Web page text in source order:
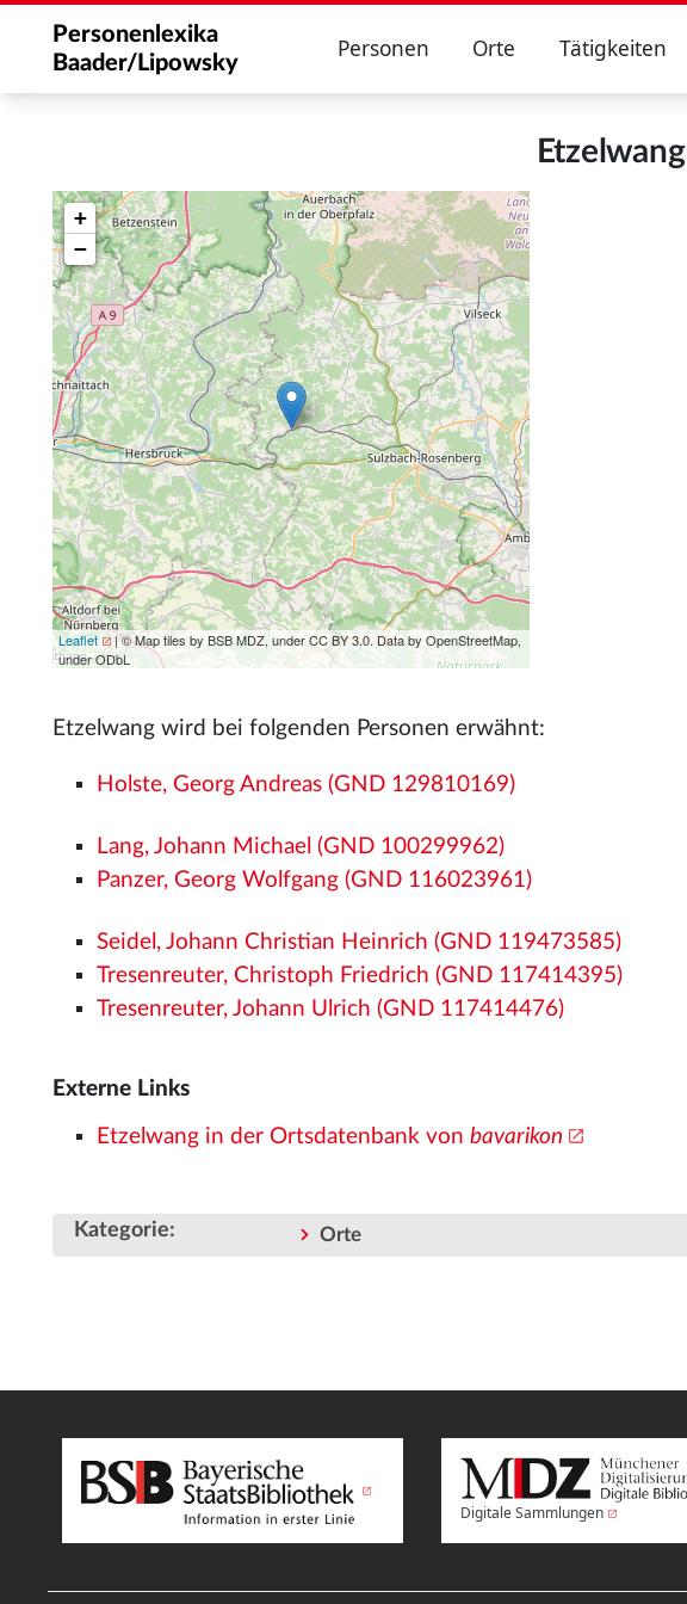
Personenlexika
Baader/Lipowsky
Personen Orte Tätigkeiten
Etzelwang
+
−
Leaflet
| © Map tiles by BSB MDZ, under CC BY 3.0. Data by OpenStreetMap,
under ODbL
Etzelwang wird bei folgenden Personen erwähnt:
Holste, Georg Andreas (GND 129810169)
Lang, Johann Michael (GND 100299962)
Panzer, Georg Wolfgang (GND 116023961)
Seidel, Johann Christian Heinrich (GND 119473585)
Tresenreuter, Christoph Friedrich (GND 117414395)
Tresenreuter, Johann Ulrich (GND 117414476)
Externe Links
Etzelwang in der Ortsdatenbank vonbavarikon
Kategorie: Orte
Digitale Sammlungen